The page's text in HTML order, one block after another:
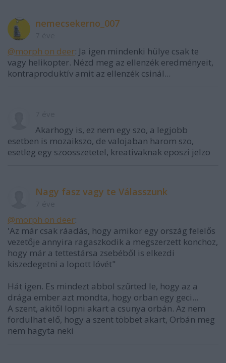
nemecsekerno_007
@morph on deer: Ja igen mindenki hülye csak te
vagy helikopter. Nézd meg az ellenzék eredményeit,
kontraproduktív amit az ellenzék csinál...
Akarhogy is, ez nem egy szo, a legjobb
esetben is mozaikszo, de valojaban harom szo,
esetleg egy szoosszetetel, kreativaknak eposzi jelzo
Nagy fasz vagy te Válasszunk
@morph on deer:
'Az már csak ráadás, hogy amikor egy ország felelős
vezetője annyira ragaszkodik a megszerzett konchoz,
hogy már a tettestársa zsebéből is elkezdi
kiszedegetni a lopott lóvét"
Hát igen. Es mindezt abbol szűrted le, hogy az a
drága ember azt mondta, hogy orban egy geci...
A szent, akitől lopni akart a csunya orbán. Az nem
fordulhat elő, hogy a szent többet akart, Orbán meg
nem hagyta neki